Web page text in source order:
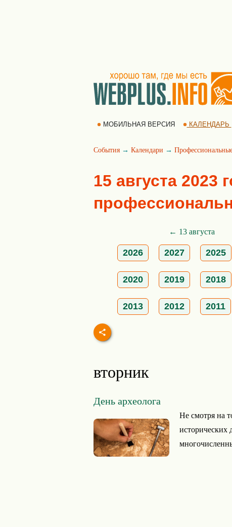
МОБИЛЬНАЯ ВЕРСИЯ КАЛЕНДАРЬ
События → Календари →
15 августа 2023
← 13 августа
2026 2027 2025
2020 2019 2018
2013 2012 2011
вторник
День археолога
Не смотря на
исторических